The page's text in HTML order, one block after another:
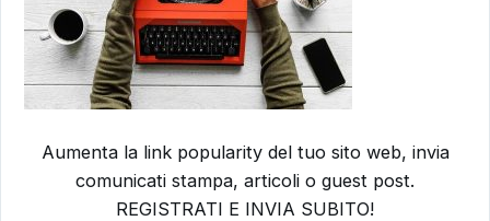
Aumenta la link popularity del tuo sito web, invia
comunicati stampa, articoli o guest post.
REGISTRATI E INVIA SUBITO!